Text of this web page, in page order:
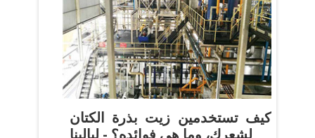
كيف تستخدمين زيت بذرة الكتان
لشعرك، وما هي فوائده؟ - ليالينا